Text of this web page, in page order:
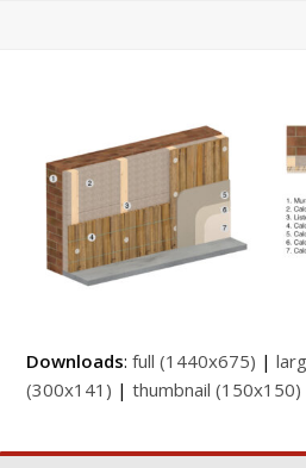
Downloads:full (1440x675) |
(300x141) |thumbnail (150x150)